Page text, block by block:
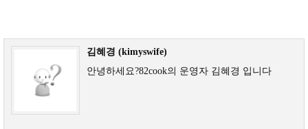
김혜경 (kimyswife)
안녕하세요?82cook의 운영자 김혜경 입니다